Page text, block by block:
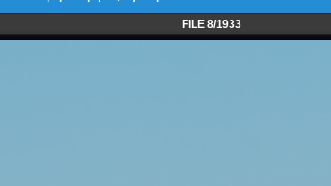
FILE 8/1933